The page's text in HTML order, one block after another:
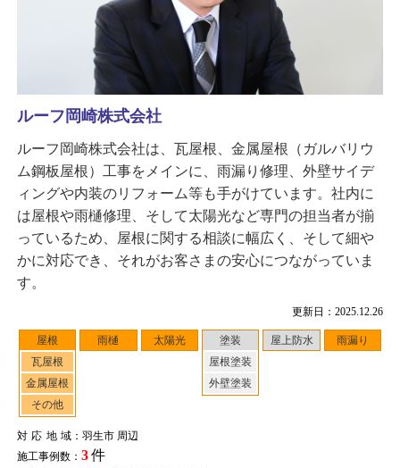
更新日：2025.12.26
屋根
瓦屋根
金属屋根
その他
雨樋 太陽光
塗装
屋根塗装
外壁塗装
屋上防水 雨漏り
対応地域：羽生市 周辺
施工事例数： 3件
ルーフ岡崎株式会社
ルーフ岡崎株式会社は、瓦屋根、金属屋根（ガルバリウ
ム鋼板屋根）工事をメインに、雨漏り修理、外壁サイデ
ィングや内装のリフォーム等も手がけています。社内に
は屋根や雨樋修理、そして太陽光など専門の担当者が揃
っているため、屋根に関する相談に幅広く、そして細や
かに対応でき、それがお客さまの安心につながっていま
す。